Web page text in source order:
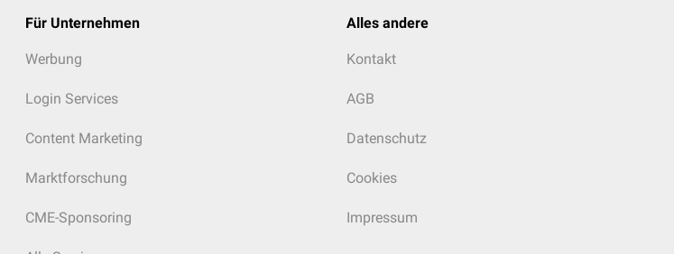
Für Unternehmen
Werbung
Login Services
Content Marketing
Marktforschung
CME-Sponsoring
Alles andere
Kontakt
AGB
Datenschutz
Cookies
Impressum